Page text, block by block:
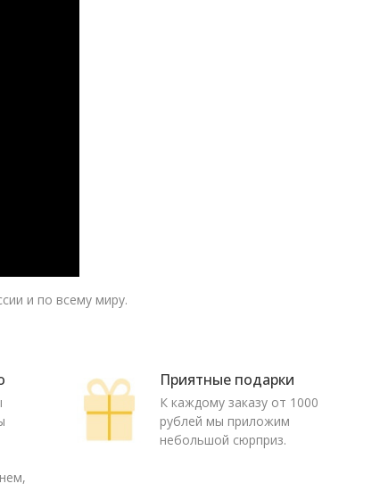
и по всему миру.
Приятные подарки
К каждому заказу от 1000
рублей мы приложим
небольшой сюрприз.